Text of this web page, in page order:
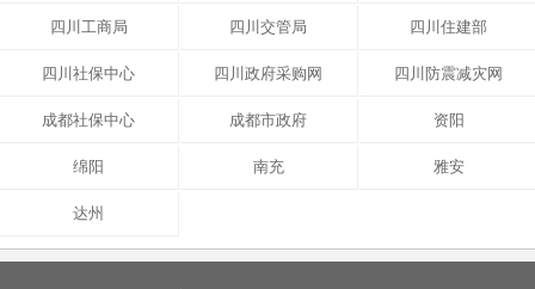
四川工商局 四川交管局 四川住建部
四川社保中心 四川政府采购网 四川防震减灾网
成都社保中心 成都市政府 资阳
绵阳 南充 雅安
达州